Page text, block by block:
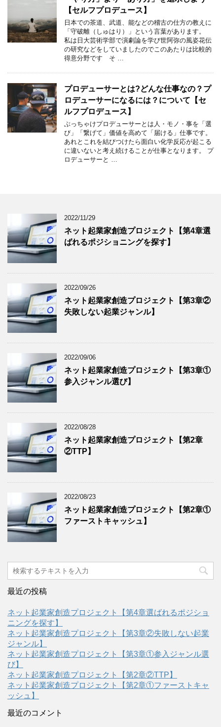
【セルフプロデュース】
日本での茶道、武道、能などの稽古の仕方の教えに
「守破離（しゅはり）」という言葉があります。
私は日大芸術学部で演劇論を学び世阿弥の風姿花伝
の研究などをしていましたのでこのあたりは比較的
得意分野です そ …
プロデューサーとは?どんな仕事なの？プ
ロデューサーになるには？について【セ
ルフプロデュース】
ぶっちゃけプロデューサーとは人・モノ・事を「選
び」「繋げて」価値を高めて「届ける」仕事です。
あれとこれを結びつけたら面白い化学反応が起こる
に違いないと考え続けることが仕事となります。 プ
ロデューサーと …
2022/11/29
ネット起業家創造プロジェクト【第4章選
ばれるポジショニングを探す】
2022/09/26
ネット起業家創造プロジェクト【第3章②
失敗しない起業ジャンル】
2022/09/06
ネット起業家創造プロジェクト【第3章①
参入ジャンル選び】
2022/08/28
ネット起業家創造プロジェクト【第2章
②TTP】
2022/08/23
ネット起業家創造プロジェクト【第2章①
ファーストキャッシュ】
最近の投稿
ネット起業家創造プロジェクト【第4章選ばれるポジショ
ニングを探す】
ネット起業家創造プロジェクト【第3章②失敗しない起業
ジャンル】
ネット起業家創造プロジェクト【第3章①参入ジャンル選
び】
ネット起業家創造プロジェクト【第2章②TTP】
ネット起業家創造プロジェクト【第2章①ファーストキャ
ッシュ】
最近のコメント